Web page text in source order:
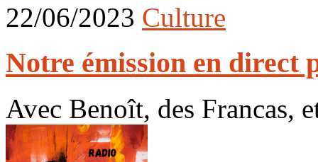
22/06/2023 Culture
Notre émission en direct
Avec Benoît, des Francas,